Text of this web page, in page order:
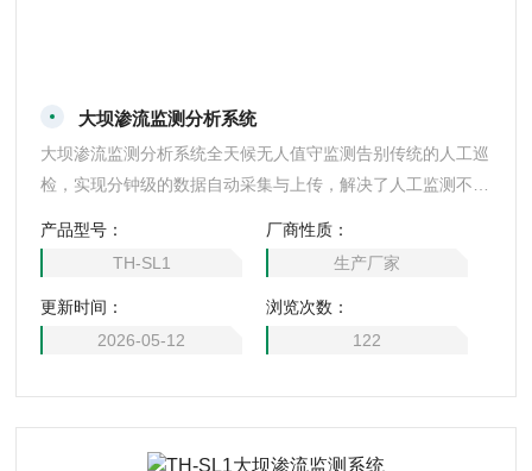
大坝渗流监测分析系统
大坝渗流监测分析系统全天候无人值守监测告别传统的人工巡
检，实现分钟级的数据自动采集与上传，解决了人工监测不连
全阈值。当渗压突变或渗流量异常增大(例如超过设计值的2
0%)时，平台会自动触发报警(短信、平台弹窗等)，帮助管理
人员第一时间发现管涌、集中渗漏等早期隐患。远程可视化管
控用户通过手机或PC端的云平台，即可随时查看实时数据、
产品型号：
TH-SL1
厂商性质：
生产厂家
更新时间：
2026-05-12
浏览次数：
122